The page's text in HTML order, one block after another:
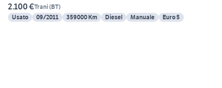
2.100 €Trani(BT)
Usato
09/2011 359000 Km Diesel Manuale Euro 5